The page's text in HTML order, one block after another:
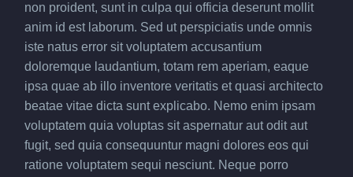
non proident, sunt in culpa qui officia deserunt mollit
anim id est laborum. Sed ut perspiciatis unde omnis
iste natus error sit voluptatem accusantium
doloremque laudantium, totam rem aperiam, eaque
ipsa quae ab illo inventore veritatis et quasi architecto
beatae vitae dicta sunt explicabo. Nemo enim ipsam
voluptatem quia voluptas sit aspernatur aut odit aut
fugit, sed quia consequuntur magni dolores eos qui
ratione voluptatem sequi nesciunt. Neque porro